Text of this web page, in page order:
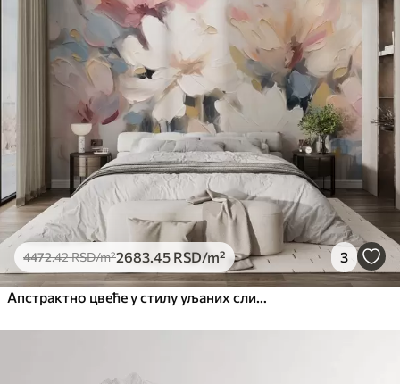
.42 2683 .45RSD/m²
Премиум
5525.00 3315 .00RSD /m²
Премиум
.333800.00RSD/m²
Peel and Stick
8166.674900.00RSD/m²
4472.42RSD/m²2683 .45 RSD/m² 3